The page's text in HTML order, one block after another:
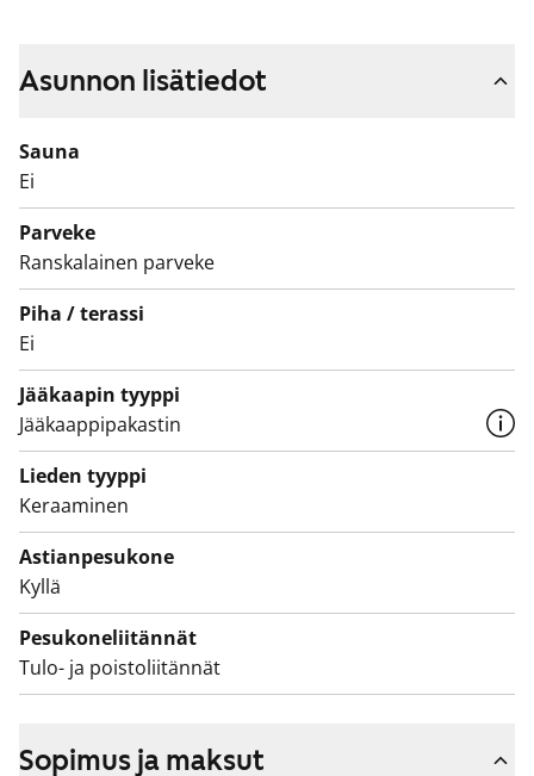
omaan sisustukseesi sopi­vaan kohtaan. Ylä- ja
laminaattia. Varustukseen kuuluu astianpesukone,
keraaminen liesi ja jääkaappipakastin.
Kylpyhuoneessa on valkoiset Kide-malliston kotimaiset
kalusteet. Seinät ovat isoa valkoista laattaa ja lattia on
harmaa. Pesukoneelle ja kuivausrummulle on paikka ja
seinällä on valmiina kokoontaittuva pyykkiteline.
Eteisen kaapistossa on peililiukuovet.
Tule katsomaan, miltä tämä moderni vuokrakoti
tuntuu paikan päällä!
Asunnon lisätiedot
Sauna
Ei
Parveke
Ranskalainen parveke
Piha / terassi
Ei
Jääkaapin tyyppi
Jääkaappipakastin
Lieden tyyppi
Keraaminen
Astianpesukone
Kyllä
Pesukoneliitännät
Tulo- ja poistoliitännät
Sopimus ja maksut